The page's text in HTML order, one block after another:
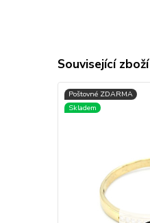
Související zboží